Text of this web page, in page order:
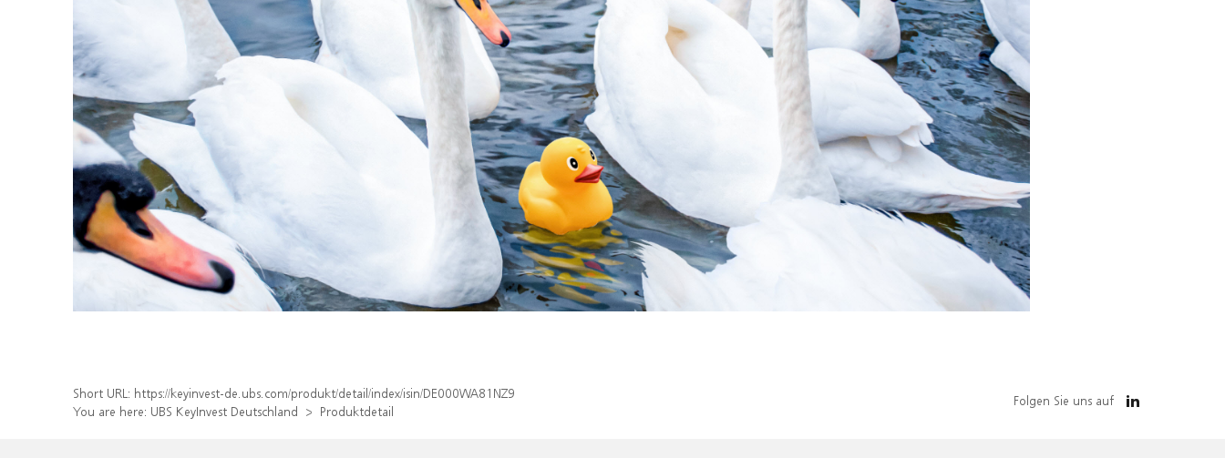
Short URL: https://keyinvest-de.ubs.com/produkt/detail/index/isin/DE000WA81NZ9
You are here: UBS KeyInvest Deutschland Produktdetail
Folgen Sie uns auf